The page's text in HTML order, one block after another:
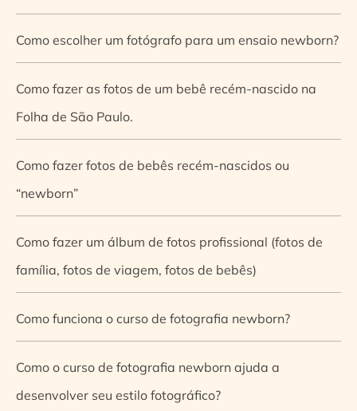
Como escolher um fotógrafo para um ensaio newborn?
Como fazer as fotos de um bebê recém-nascido na
Folha de São Paulo.
Como fazer fotos de bebês recém-nascidos ou
“newborn”
Como fazer um álbum de fotos profissional (fotos de
família, fotos de viagem, fotos de bebês)
Como funciona o curso de fotografia newborn?
Como o curso de fotografia newborn ajuda a
desenvolver seu estilo fotográfico?